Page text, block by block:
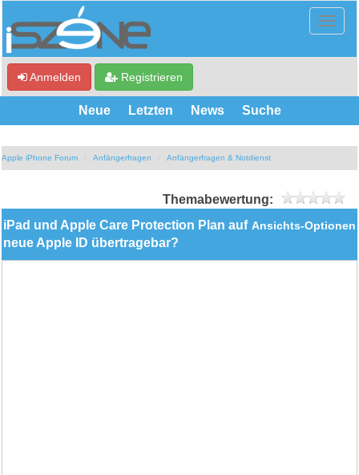
Anmelden Registrieren
Neue Letzten News Suche
Apple iPhone Forum Anfängerfragen Anfängerfragen & Notdienst
Themabewertung:
Ansichts-Optionen
iPad und Apple Care Protection Plan auf
neue Apple ID übertragebar?